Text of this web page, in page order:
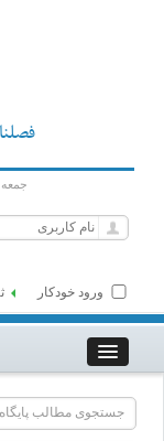
جمعه 16 مرداد 1405
ورود خودکار